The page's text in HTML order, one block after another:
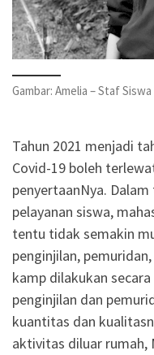
Gambar: Amelia – Staf
Tahun 2021 menjadi
Covid-19 boleh
penyertaanNya.
pelayanan siswa,
tentu tidak semakin
penginjilan,
kamp dilakukan
penginjilan dan
kuantitas dan
aktivitas diluar rumah,